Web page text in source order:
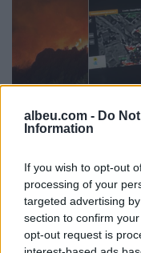
albeu.com - Do
Information
If you wish to opt-out
processing of your
targeted advertising
section to confirm
opt-out request is
Krujën duke
sipërfaqe të mëdha/
bilanc tragjik